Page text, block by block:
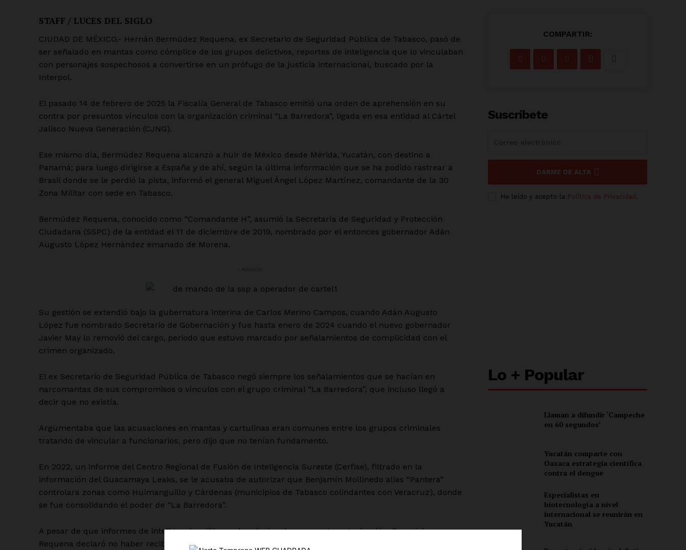
Luces
Del Siglo
Empresa
STAFF / LUCES DEL SIGLO
CIUDAD DE MÉXICO.- Hernán Bermúdez Requena, ex Secretario de Seguridad Pública de Tabasco, pasó de
ser señalado en mantas como cómplice de los grupos delictivos, reportes de inteligencia que lo vinculaban
con personajes sospechosos a convertirse en un prófugo de la justicia internacional, buscado por la
Interpol.
El pasado 14 de febrero de 2025 la Fiscalía General de Tabasco emitió una orden de aprehensión en su
contra por presuntos vínculos con la organización criminal “La Barredora”, ligada en esa entidad al Cártel
Jalisco Nueva Generación (CJNG).
Ese mismo día, Bermúdez Requena alcanzó a huir de México desde Mérida, Yucatán, con destino a
Panamá; para luego dirigirse a España y de ahí, según la última información que se ha podido rastrear a
Brasil donde se le perdió la pista, informó el general Miguel Ángel López Martínez, comandante de la 30
Zona Militar con sede en Tabasco.
Bermúdez Requena, conocido como “Comandante H”, asumió la Secretaría de Seguridad y Protección
Ciudadana (SSPC) de la entidad el 11 de diciembre de 2019, nombrado por el entonces gobernador Adán
Augusto López Hernández emanado de Morena.
Su gestión se extendió bajo la gubernatura interina de Carlos Merino Campos, cuando Adán Augusto
López fue nombrado Secretario de Gobernación y fue hasta enero de 2024 cuando el nuevo gobernador
Javier May lo removió del cargo, periodo que estuvo marcado por señalamientos de complicidad con el
crimen organizado.
El ex Secretario de Seguridad Pública de Tabasco negó siempre los señalamientos que se hacían en
narcomantas de sus compromisos o vínculos con el grupo criminal “La Barredora”, que incluso llegó a
decir que no existía.
Argumentaba que las acusaciones en mantas y cartulinas eran comunes entre los grupos criminales
tratando de vincular a funcionarios, pero dijo que no tenían fundamento.
En 2022, un informe del Centro Regional de Fusión de Inteligencia Sureste (Cerfise), filtrado en la
información del Guacamaya Leaks, se le acusaba de autorizar que Benjamín Mollinedo alias “Pantera”
controlara zonas como Huimanguillo y Cárdenas (municipios de Tabasco colindantes con Veracruz), donde
se fue consolidando el poder de “La Barredora”.
A pesar de que informes de inteligencia militar ya lo relacionaban con esta organización, Bermúdez
Requena declaró no haber recibido ninguna notificación oficial al respecto y, al ser cuestionado por
COMPARTIR:
Suscríbete
DARME DE ALTA
He leído y acepto la Política de Privacidad
Lo + Popular
Llaman a difundir ‘Campeche
en 60 segundos’
Yucatán comparte con
Oaxaca estrategia científica
contra el dengue
Especialistas en
biotecnología a nivel
internacional se reunirán en
Yucatán